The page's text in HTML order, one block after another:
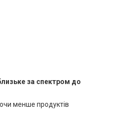
за спектром до
менше продуктів